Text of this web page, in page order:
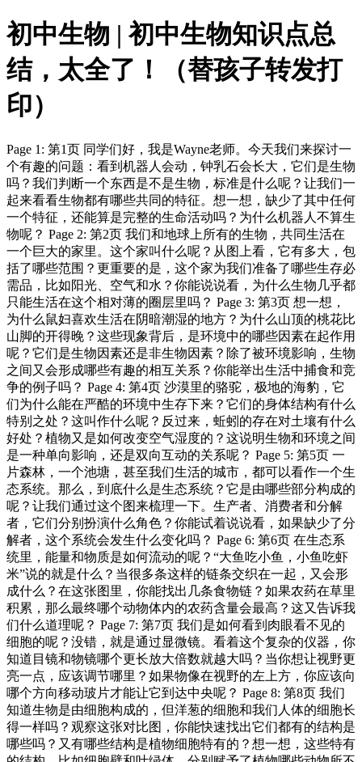
初中生物 | 初中生物知识点总
结，太全了！（替孩子转发打
印）
Page 1: 第1页 同学们好，我是Wayne老师。今天我们来探讨一
个有趣的问题：看到机器人会动，钟乳石会长大，它们是生物
吗？我们判断一个东西是不是生物，标准是什么呢？让我们一
起来看看生物都有哪些共同的特征。想一想，缺少了其中任何
一个特征，还能算是完整的生命活动吗？为什么机器人不算生
物呢？ Page 2: 第2页 我们和地球上所有的生物，共同生活在
一个巨大的家里。这个家叫什么呢？从图上看，它有多大，包
括了哪些范围？更重要的是，这个家为我们准备了哪些生存必
需品，比如阳光、空气和水？你能说说看，为什么生物几乎都
只能生活在这个相对薄的圈层里吗？ Page 3: 第3页 想一想，
为什么鼠妇喜欢生活在阴暗潮湿的地方？为什么山顶的桃花比
山脚的开得晚？这些现象背后，是环境中的哪些因素在起作用
呢？它们是生物因素还是非生物因素？除了被环境影响，生物
之间又会形成哪些有趣的相互关系？你能举出生活中捕食和竞
争的例子吗？ Page 4: 第4页 沙漠里的骆驼，极地的海豹，它
们为什么能在严酷的环境中生存下来？它们的身体结构有什么
特别之处？这叫作什么呢？反过来，蚯蚓的存在对土壤有什么
好处？植物又是如何改变空气湿度的？这说明生物和环境之间
是一种单向影响，还是双向互动的关系呢？ Page 5: 第5页 一
片森林，一个池塘，甚至我们生活的城市，都可以看作一个生
态系统。那么，到底什么是生态系统？它是由哪些部分构成的
呢？让我们通过这个图来梳理一下。生产者、消费者和分解
者，它们分别扮演什么角色？你能试着说说看，如果缺少了分
解者，这个系统会发生什么变化吗？ Page 6: 第6页 在生态系
统里，能量和物质是如何流动的呢？“大鱼吃小鱼，小鱼吃虾
米”说的就是什么？当很多条这样的链条交织在一起，又会形
成什么？在这张图里，你能找出几条食物链？如果农药在草里
积累，那么最终哪个动物体内的农药含量会最高？这又告诉我
们什么道理呢？ Page 7: 第7页 我们是如何看到肉眼看不见的
细胞的呢？没错，就是通过显微镜。看着这个复杂的仪器，你
知道目镜和物镜哪个更长放大倍数就越大吗？当你想让视野更
亮一点，应该调节哪里？如果物像在视野的左上方，你应该向
哪个方向移动玻片才能让它到达中央呢？ Page 8: 第8页 我们
知道生物是由细胞构成的，但洋葱的细胞和我们人体的细胞长
得一样吗？观察这张对比图，你能快速找出它们都有的结构是
哪些吗？又有哪些结构是植物细胞特有的？想一想，这些特有